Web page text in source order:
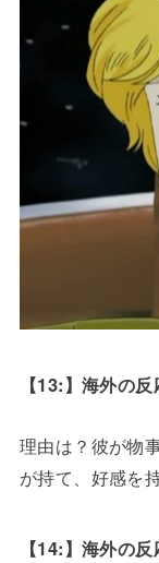
【13:】海外の反
理由は？彼が物
が持て、好感を
【14:】海外の反